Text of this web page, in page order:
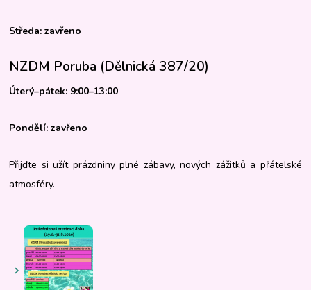
Středa: zavřeno
NZDM Poruba (Dělnická 387/20)
Úterý–pátek: 9:00–13:00
Pondělí: zavřeno
Přijďte si užít prázdniny plné zábavy, nových zážitků a přátelské
atmosféry.